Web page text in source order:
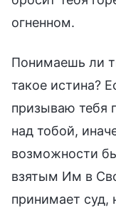
огненном.
Понимаешь ли
такое истина?
призываю тебя
над тобой,
возможности
взятым Им в
принимает суд,